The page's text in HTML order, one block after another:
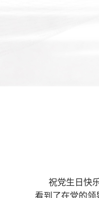
祝党生日快
看到了在党的